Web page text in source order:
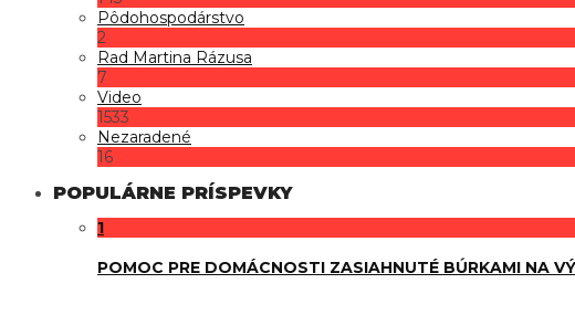
Pôdohospodárstvo
2
Rad Martina Rázusa
7
Video
1533
Nezaradené
16
POPULÁRNE PRÍSPEVKY
1
POMOC PRE DOMÁCNOSTI ZASIAHNUTÉ BÚRKAMI NA